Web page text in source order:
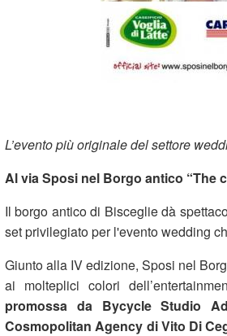
L’evento più originale del settore
Al via Sposi nel Borgo antico “The
Il borgo antico di Bisceglie dà
set privilegiato per l'evento wedding
Giunto alla IV edizione, Sposi nel
ai molteplici colori
promossa da Bycycle Studio
Cosmopolitan Agency di Vito Di